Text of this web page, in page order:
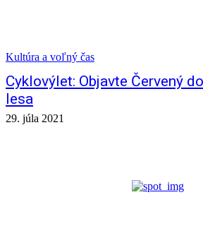
Kultúra a voľný čas
Cyklovýlet: Objavte Červený
lesa
29. júla 2021